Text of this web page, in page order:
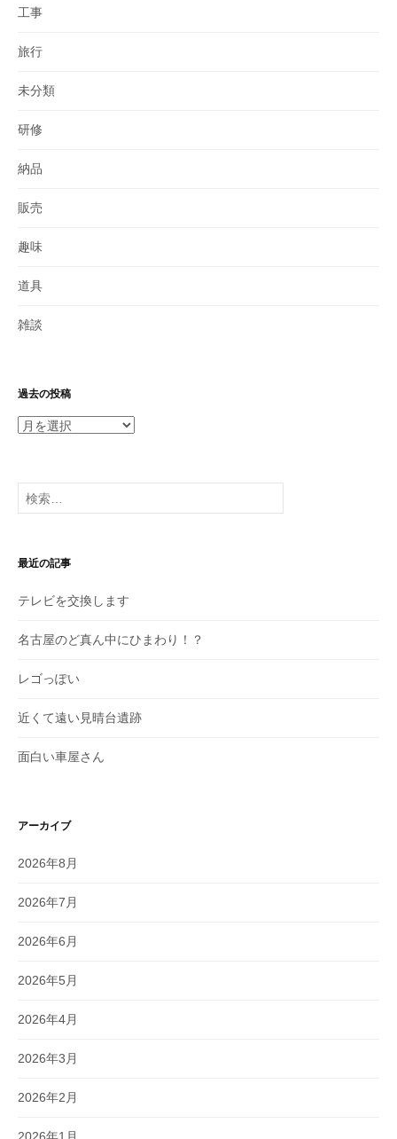
工事
旅行
未分類
研修
納品
販売
趣味
道具
雑談
過去の投稿
過
投
稿
検
索:
最近の記事
テレビを交換します
名古屋のど真ん中にひまわり！？
レゴっぽい
近くて遠い見晴台遺跡
面白い車屋さん
アーカイブ
2026年8月
2026年7月
2026年6月
2026年5月
2026年4月
2026年3月
2026年2月